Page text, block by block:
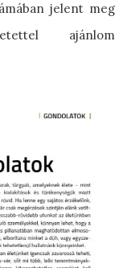
jelent meg
ajánlom